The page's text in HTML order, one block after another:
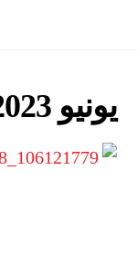
يونيو 2023